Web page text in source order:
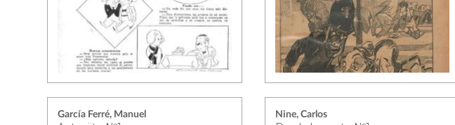
García Ferré, Manuel Nine, Carlos